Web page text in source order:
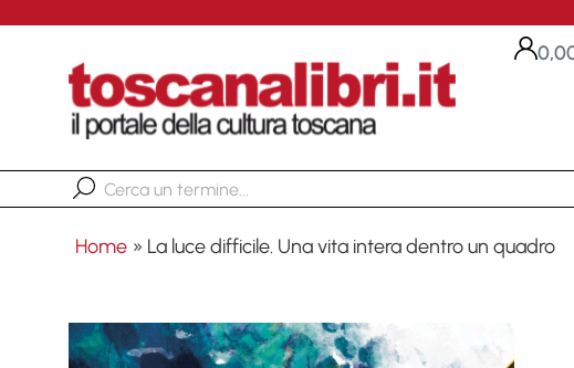
Home » La luce difficile. Una vita intera dentro un quadro